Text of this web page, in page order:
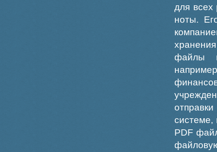
для всех
ноты.
файлы
системе,
PDF